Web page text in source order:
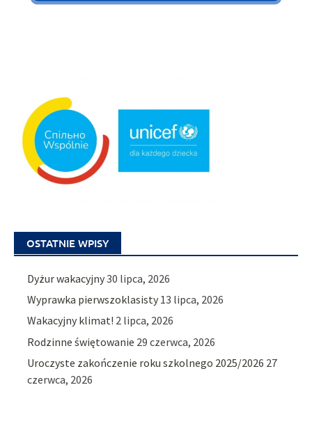
OSTATNIE WPISY
Dyżur wakacyjny30 lipca, 2026
Wyprawka pierwszoklasisty 13 lipca, 2026
Wakacyjny klimat! 2 lipca, 2026
Rodzinne świętowanie 29 czerwca, 2026
Uroczyste zakończenie roku szkolnego 2025/2026 27
czerwca, 2026